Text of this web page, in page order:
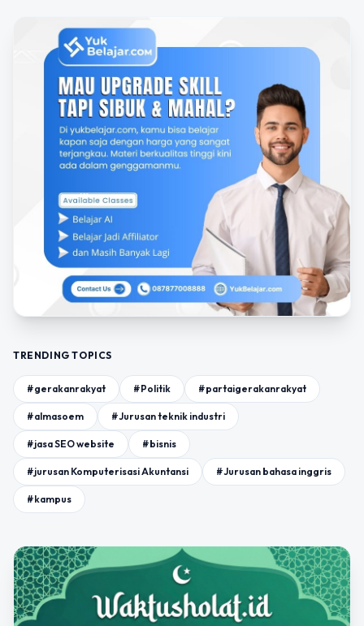
TRENDING TOPICS
#gerakanrakyat #Politik #partaigerakanrakyat
#almasoem #Jurusan teknik industri
#jasa SEO website #bisnis
#jurusan Komputerisasi Akuntansi #Jurusan bahasa inggris
#kampus